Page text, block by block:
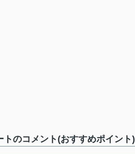
トのコメント(おすすめポイント)